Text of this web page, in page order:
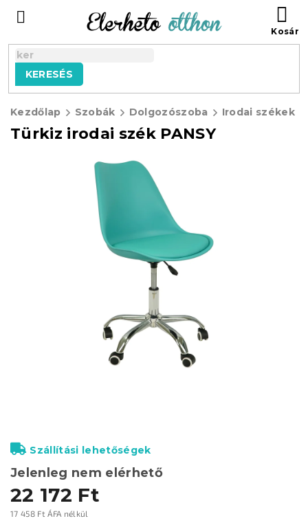
tartalomhoz
KERESÉS
Kezdőlap Szobák Dolgozószoba Irodai székek
Türkiz irodai szék PANSY
22 172 Ft
17 458 Ft ÁFA nélkül
Jelenleg nem elérhető
Szállítási lehetőségek